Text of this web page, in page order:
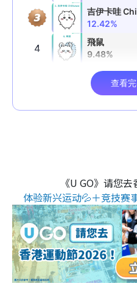
《U GO》请您去
体验新兴运动💦＋竞技赛